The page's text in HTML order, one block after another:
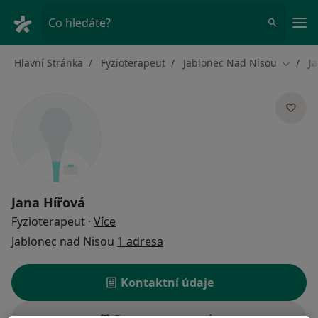
Co hledáte?
Hlavní Stránka Fyzioterapeut Jablonec Nad Nisou Změna
Jana Hířová
Fyzioterapeut · Více
Jablonec nad Nisou 1 adresa
Kontaktní údaje